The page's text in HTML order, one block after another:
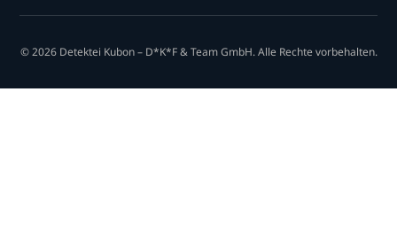
© 2026 Detektei Kubon – D*K*F & Team GmbH. Alle Rechte vorbehalten.